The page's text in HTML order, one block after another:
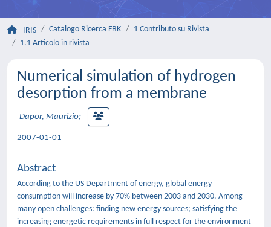
IRIS Catalogo Ricerca FBK
1 Contributo su Rivista
1.1 Articolo in rivista
Numerical simulation of hydrogen
desorption from a membrane
Dapor, Maurizio;
2007-01-01
Abstract
According to the US Department of energy, global energy
consumption will increase by 70% between 2003 and 2030. Among
many open challenges: finding new energy sources; satisfying the
increasing energetic requirements in full respect for the environment